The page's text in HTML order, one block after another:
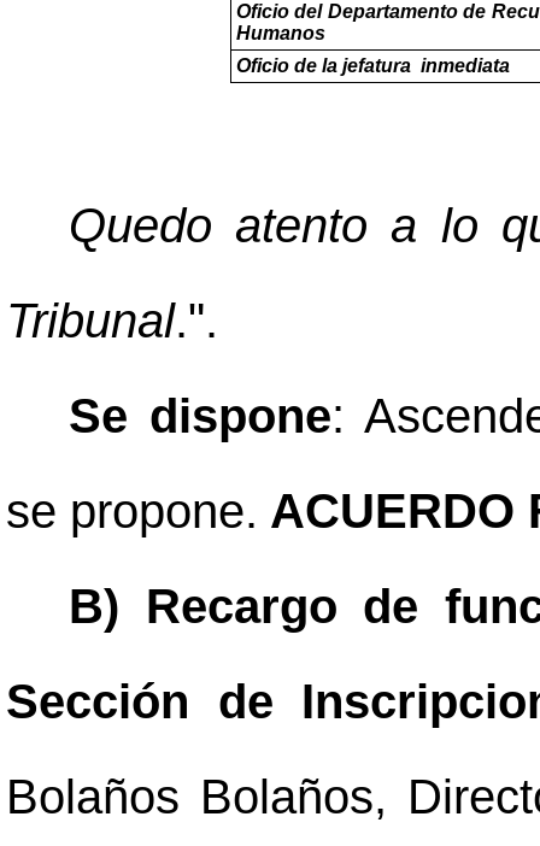
Oficio del Departamento de
Humanos
Oficio de la jefatura inmediata
Quedo atento a lo
Tribunal.".
Se dispone:
se propone. ACUERDO
B) Recargo de
Sección de
Bolaños Bolaños,